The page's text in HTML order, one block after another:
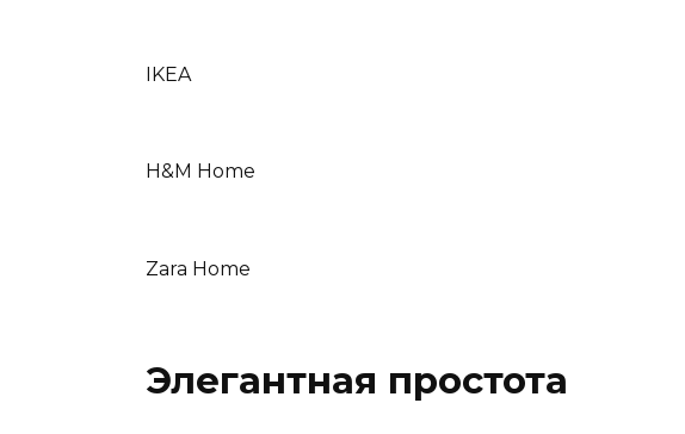
IKEA
H&M Home
Zara Home
Элегантная простота